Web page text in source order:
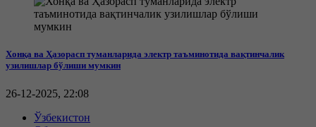
Хонқа ва Ҳазорасп туманларида электр таъминотида вақтинчалик
узилишлар бўлиши мумкин
26-12-2025, 22:08
Ўзбекистон